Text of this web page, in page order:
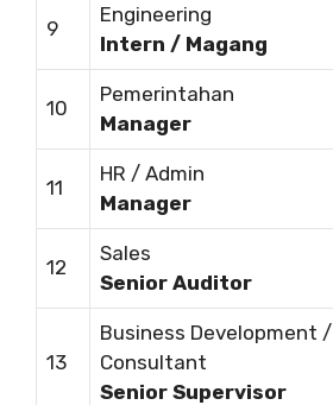
9
Engineering
Intern / Magang
10
Pemerintahan
Manager
11
HR / Admin
Manager
12
Sales
Senior Auditor
13
Business Development /
Consultant
Senior Supervisor